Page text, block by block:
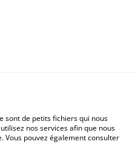
sont de petits fichiers qui nous
nos services afin que nous
Vous pouvez également consulter